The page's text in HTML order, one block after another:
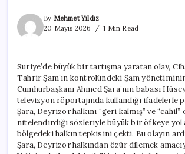
By Mehmet Yıldız
20 Mayıs 2026
1 Min Read
Suriye’de büyük bir tartışma yaratan olay,
Tahrir Şam’ın kontrolündeki Şam
Cumhurbaşkanı Ahmed Şara’nın babası
televizyon röportajında kullandığı ifadelerle
Şara, Deyrizor halkını “geri kalmış” ve “cahil”
nitelendirdiği sözleriyle büyük bir öfkeye yol
bölgedeki halkın tepkisini çekti. Bu olayın
Şara, Deyrizor halkından özür dilemek